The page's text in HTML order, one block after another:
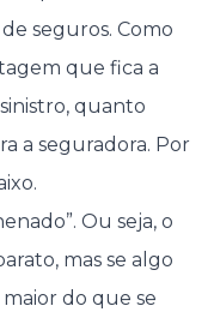
seguros. Como
que fica a
quanto
a seguradora. Por
Ou seja, o
mas se algo
do que se